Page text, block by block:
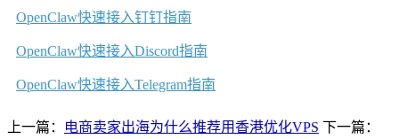
OpenClaw快速接入钉钉指南
OpenClaw快速接入Discord指南
OpenClaw快速接入Telegram指南
上一篇： 电商卖家出海为什么推荐用香港优化VPS 下一篇：